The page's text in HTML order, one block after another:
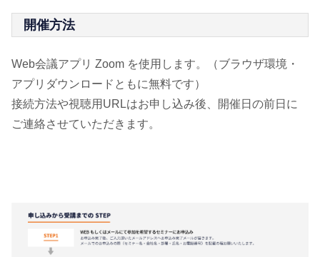
開催方法
Web会議アプリ Zoom を使用します。（ブラウザ環境・
アプリダウンロードともに無料です）
接続方法や視聴用URLはお申し込み後、開催日の前日に
ご連絡させていただきます。